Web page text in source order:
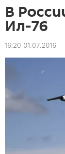
В
Ил-76
16:20 01.07.2016